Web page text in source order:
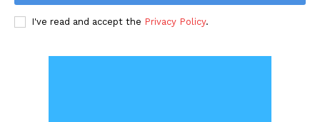
I've read and accept the Privacy Policy.